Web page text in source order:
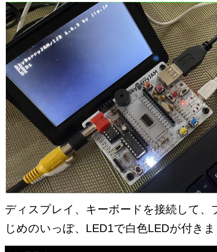
ディスプレイ、キーボードを接続して、
じめのいっぽ、LED1で白色LEDが付き